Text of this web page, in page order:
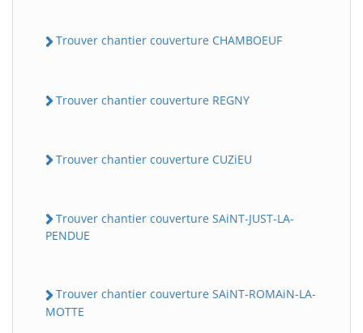
Trouver chantier couverture CHAMBOEUF
Trouver chantier couverture REGNY
Trouver chantier couverture CUZiEU
Trouver chantier couverture SAiNT-JUST-LA-
PENDUE
Trouver chantier couverture SAiNT-ROMAiN-LA-
MOTTE